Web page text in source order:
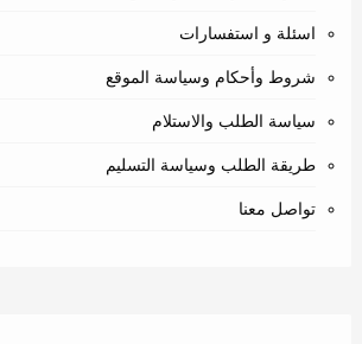
اسئلة و استفسارات
شروط وأحكام وسياسة الموقع
سياسة الطلب والاستلام
طريقة الطلب وسياسة التسليم
تواصل معنا